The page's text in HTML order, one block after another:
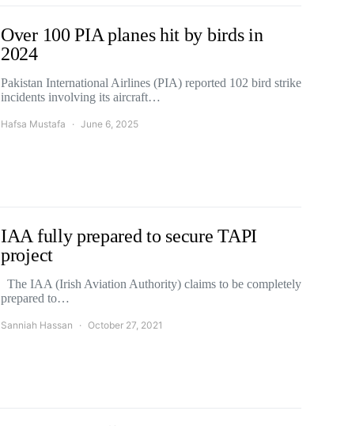
Over 100 PIA planes hit by birds in
2024
Pakistan International Airlines (PIA) reported 102 bird strike
incidents involving its aircraft…
Hafsa Mustafa June 6, 2025
IAA fully prepared to secure TAPI
project
The IAA (Irish Aviation Authority) claims to be completely
prepared to…
Sanniah Hassan October 27, 2021